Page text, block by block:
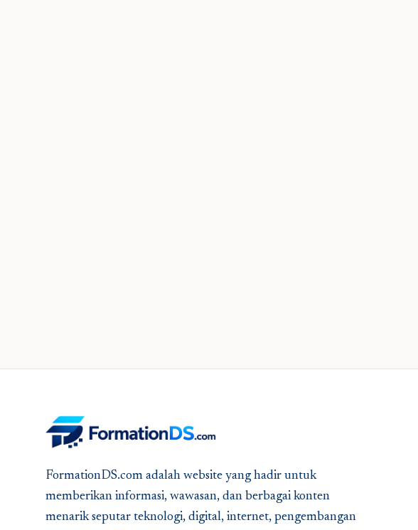
FormationDS.com adalah website yang hadir untuk
memberikan informasi, wawasan, dan berbagai konten
menarik seputar teknologi, digital, internet, pengembangan